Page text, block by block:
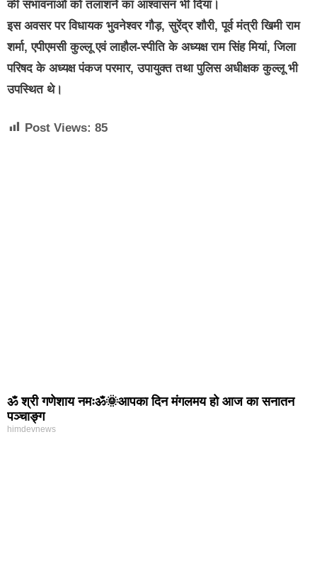
की संभावनाओं को तलाशने का आश्वासन भी दिया।
इस अवसर पर विधायक भुवनेश्वर गौड़, सुरेंद्र शौरी, पूर्व मंत्री खिमी राम
शर्मा, एपीएमसी कुल्लू एवं लाहौल-स्पीति के अध्यक्ष राम सिंह मियां, जिला
परिषद के अध्यक्ष पंकज परमार, उपायुक्त तथा पुलिस अधीक्षक कुल्लू भी
उपस्थित थे।
Post Views: 85
ॐ श्री गणेशाय नमःॐ🌞आपका दिन मंगलमय हो आज का सनातन
पञ्चाङ्ग
himdevnews